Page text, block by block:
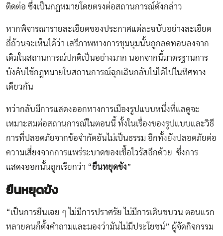
ติดต่อ ซึ่งเป็นกฎหมายโดยตรงต่อสถานการณ์ดังกล่าว
หากพิจารณารายละเอียดของประกาศแต่ละฉบับอย่างละเอียด
ถี่ถ้วนจะเห็นได้ว่า เสรีภาพทางการชุมนุมนั้นถูกลดทอนลงจาก
เดิมในสถานการณ์ปกติเป็นอย่างมาก นอกจากนี้มาตรฐานการ
บังคับใช้กฎหมายในสถานการณ์ฉุกเฉินกลับไม่ได้ไปในทิศทาง
เดียวกัน
ทว่ากลับมีการแสดงออกทางการเมืองรูปแบบหนึ่งที่แลดูจะ
เหมาะสมต่อสถานการณ์ในตอนนี้ ทั้งในเรื่องของรูปแบบและวิธี
การที่ปลอดภัยจากข้อจำกัดอันไม่เป็นธรรม อีกทั้งยังปลอดภัยต่อ
ความเสี่ยงจากการแพร่ระบาดของเชื้อไวรัสอีกด้วย ซึ่งการ
แสดงออกนั้นถูกเรียกว่า “ยืนหยุดขัง”
ยืนหยุดขัง
“เป็นการยืนเฉย ๆ ไม่มีการปราศรัย ไม่มีการเดินขบวน ตอนแรก
หลายคนก็ตั้งคำถามและมองว่ามันไม่มีประโยชน์” ผู้จัดกิจกรรม